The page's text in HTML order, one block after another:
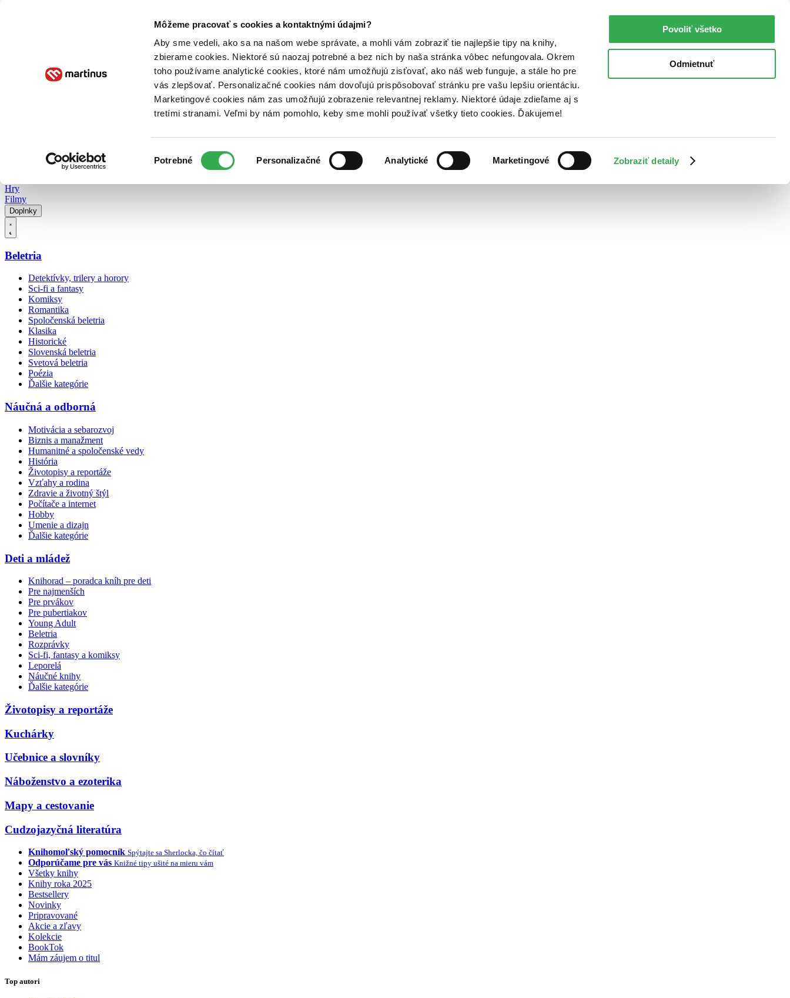
Môžeme pracovať s cookies a kontaktnými údajmi?
Aby sme vedeli, ako sa na našom webe správate, a mohli vám zobraziť tie najlepšie tipy na knihy,
zbierame cookies. Niektoré sú naozaj potrebné a bez nich by naša stránka vôbec nefungovala. Okrem
toho používame analytické cookies, ktoré nám umožňujú zisťovať, ako náš web funguje, a stále ho pre
vás zlepšovať. Personalizačné cookies nám dovoľujú prispôsobovať stránku pre vašu lepšiu orientáciu.
Marketingové cookies nám zas umožňujú zobrazenie relevantnej reklamy. Niektoré údaje zdieľame aj s
tretími stranami. Veľmi by nám pomohlo, keby sme mohli používať všetky tieto cookies. Ďakujeme!
súhlasu
Potrebné Personalizačné Analytické Marketingové Zobraziť detaily
Povoliť všetko
Odmietnuť
Poukážky Kontakt
Hry
Filmy
Doplnky
Beletria
Detektívky, trilery a horory
Sci-fi a fantasy
Komiksy
Romantika
Spoločenská beletria
Klasika
Historické
Slovenská beletria
Svetová beletria
Poézia
Ďalšie kategórie
Náučná a odborná
Motivácia a sebarozvoj
Biznis a manažment
Humanitné a spoločenské vedy
História
Životopisy a reportáže
Vzťahy a rodina
Zdravie a životný štýl
Počítače a internet
Hobby
Umenie a dizajn
Ďalšie kategórie
Deti a mládež
Knihorad – poradca kníh pre deti
Pre najmenších
Pre prvákov
Pre pubertiakov
Young Adult
Beletria
Rozprávky
Sci-fi, fantasy a komiksy
Leporelá
Náučné knihy
Ďalšie kategórie
Životopisy a reportáže
Kuchárky
Učebnice a slovníky
Náboženstvo a ezoterika
Mapy a cestovanie
Cudzojazyčná literatúra
Knihomoľský pomocník Spýtajte sa Sherlocka, čo čítať
Odporúčame pre vás Knižné tipy ušité na mieru vám
Všetky knihy
Knihy roka 2025
Bestsellery
Novinky
Pripravované
Akcie a zľavy
Kolekcie
BookTok
Mám záujem o titul
Top autori